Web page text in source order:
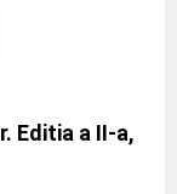
Editia a II-a,